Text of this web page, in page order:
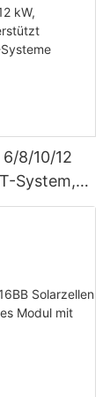
8/10/12
System,
zu 9